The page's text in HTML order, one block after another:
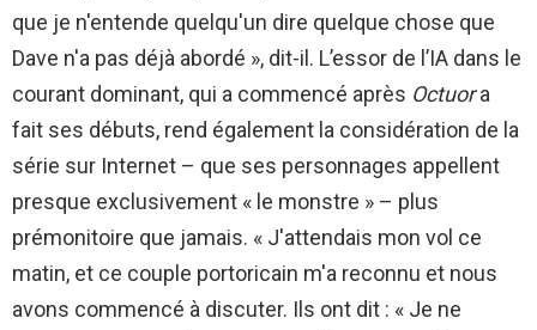
que je n'entende quelqu'un dire quelque chose que
Dave n'a pas déjà abordé », dit-il. L’essor de l’IA dans le
courant dominant, qui a commencé après Octuora
fait ses débuts, rend également la considération de la
série sur Internet – que ses personnages appellent
presque exclusivement « le monstre » – plus
prémonitoire que jamais. « J'attendais mon vol ce
matin, et ce couple portoricain m'a reconnu et nous
avons commencé à discuter. Ils ont dit : « Je ne